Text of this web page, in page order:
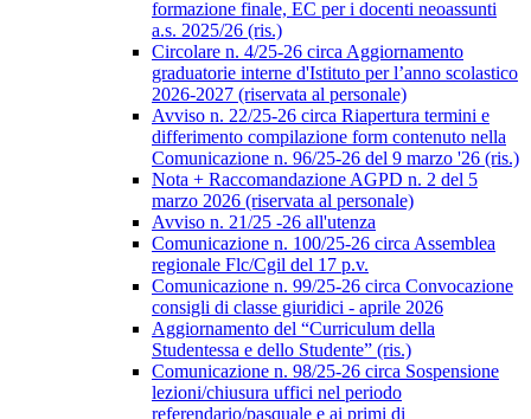
formazione finale, EC per i docenti neoassunti
a.s. 2025/26 (ris.)
Circolare n. 4/25-26 circa Aggiornamento
graduatorie interne d'Istituto per l’anno scolastico
2026-2027 (riservata al personale)
Avviso n. 22/25-26 circa Riapertura termini e
differimento compilazione form contenuto nella
Comunicazione n. 96/25-26 del 9 marzo '26 (ris.)
Nota + Raccomandazione AGPD n. 2 del 5
marzo 2026 (riservata al personale)
Avviso n. 21/25 -26 all'utenza
Comunicazione n. 100/25-26 circa Assemblea
regionale Flc/Cgil del 17 p.v.
Comunicazione n. 99/25-26 circa Convocazione
consigli di classe giuridici - aprile 2026
Aggiornamento del “Curriculum della
Studentessa e dello Studente” (ris.)
Comunicazione n. 98/25-26 circa Sospensione
lezioni/chiusura uffici nel periodo
referendario/pasquale e ai primi di